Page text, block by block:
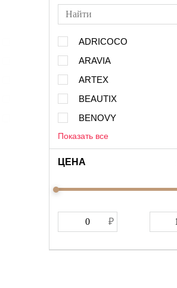
ADRICOCO
ARAVIA
ARTEX
BEAUTIX
BENOVY
Показать все
ЦЕНА